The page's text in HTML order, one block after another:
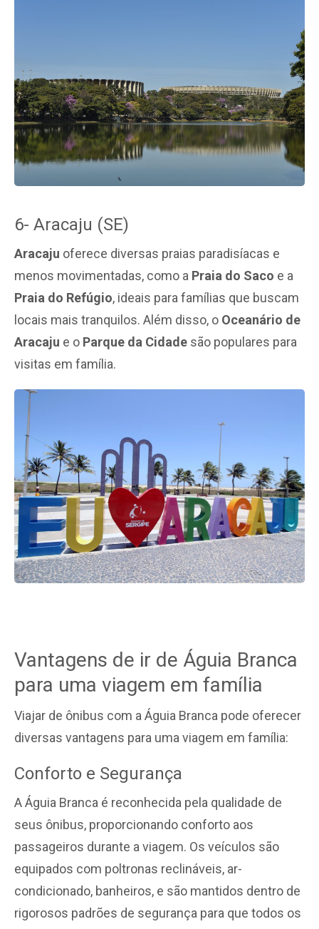
6- Aracaju (SE)
Aracaju oferece diversas praias paradisíacas e
menos movimentadas, como a Praia do Saco e a
Praia do Refúgio, ideais para famílias que buscam
locais mais tranquilos. Além disso, o Oceanário de
Aracaju e o Parque da Cidade são populares para
visitas em família.
Vantagens de ir de Águia Branca
para uma viagem em família
Viajar de ônibus com a Águia Branca pode oferecer
diversas vantagens para uma viagem em família:
Conforto e Segurança
A Águia Branca é reconhecida pela qualidade de
seus ônibus, proporcionando conforto aos
passageiros durante a viagem. Os veículos são
equipados com poltronas reclináveis, ar-
condicionado, banheiros, e são mantidos dentro de
rigorosos padrões de segurança para que todos os